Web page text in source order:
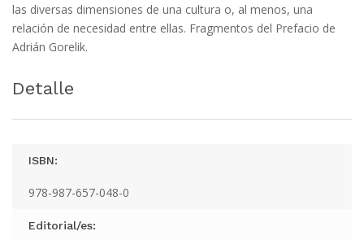
las diversas dimensiones de una cultura o, al menos, una
relación de necesidad entre ellas. Fragmentos del Prefacio de
Adrián Gorelik.
Detalle
ISBN:
978-987-657-048-0
Editorial/es: